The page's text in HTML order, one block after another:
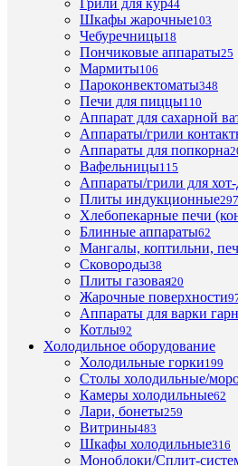
Грили для кур44
Шкафы жарочные103
Чебуречницы18
Пончиковые аппараты25
Мармиты106
Пароконвектоматы348
Печи для пиццы110
Аппарат для сахарной
Аппараты/грили
Аппараты для попкорна
Вафельницы115
Аппараты/грили для
Плиты индукционные297
Хлебопекарные печи
Блинные аппараты62
Мангалы, коптильни,
Сковороды38
Плиты газовая20
Жарочные поверхности
Аппараты для варки
Котлы92
Холодильное оборудование
Холодильные горки199
Столы холодильные/
Камеры холодильные62
Лари, бонеты259
Витрины483
Шкафы холодильные316
Моноблоки/Сплит-